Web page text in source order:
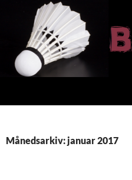
indhold
Månedsarkiv: januar 2017